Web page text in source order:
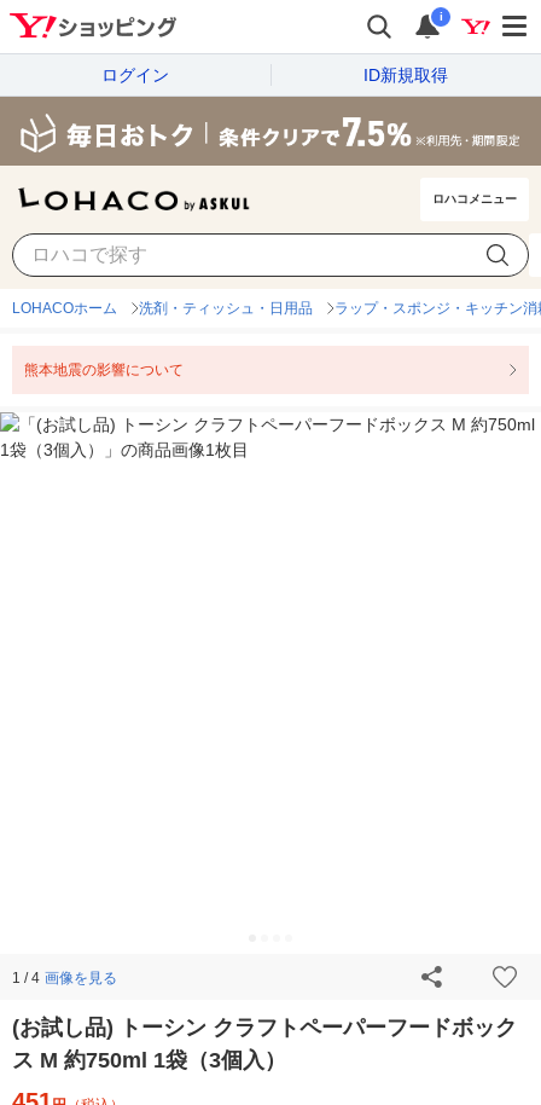
i
ログイン ID新規取得
ロハコメニュー
LOHACOホーム 洗剤・ティッシュ・日用品 ラップ・スポンジ・キッチン消
熊本地震の影響について
1 / 4 画像を見る
(お試し品) トーシン クラフトペーパーフードボック
ス M 約750ml 1袋（3個入）